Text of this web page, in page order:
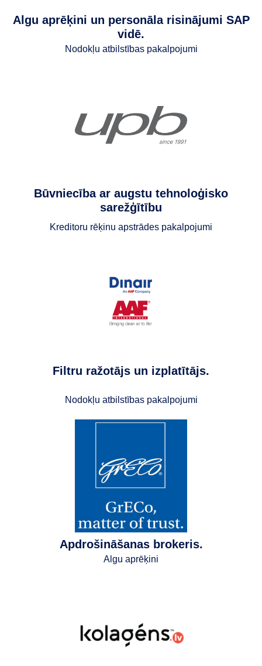
Algu aprēķini un personāla risinājumi SAP
vidē.
Nodokļu atbilstības pakalpojumi
Būvniecība ar augstu tehnoloģisko
sarežģītību
Kreditoru rēķinu apstrādes pakalpojumi
Filtru ražotājs un izplatītājs.
Nodokļu atbilstības pakalpojumi
Apdrošināšanas brokeris.
Algu aprēķini